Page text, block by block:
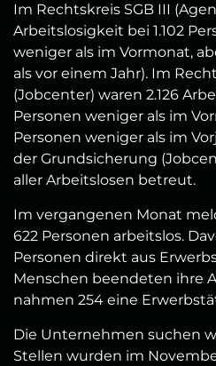
Im Rechtskreis SGB III
Arbeitslosigkeit bei 1.102
weniger als im Vormonat,
als vor einem Jahr). Im
(Jobcenter) waren 2.126
Personen weniger als im
Personen weniger als im
der Grundsicherung
aller Arbeitslosen betreut.
Im vergangenen Monat
622 Personen arbeitslos.
Personen direkt aus
Menschen beendeten ihre
nahmen 254 eine
Die Unternehmen suchen
Stellen wurden im